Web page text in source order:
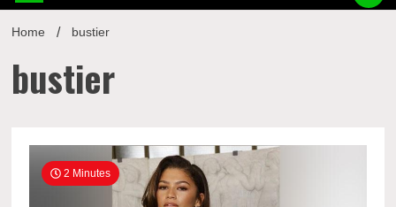
Home bustier
bustier
2 Minutes